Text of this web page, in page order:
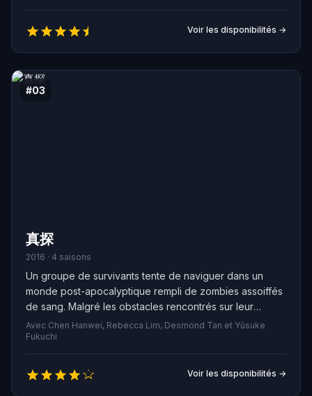
du bonheur". Cependant, il ne tarde pas à découvrir la
sombre réalité de l'environnement dans lequel vit la
jeune fille, réalisant que ses simples gadgets ne suffiront
pas pour l'aider à atteindre la joie véritable...
Voir les disponibilités →
#03
真探
2016 · 4 saisons
Un groupe de survivants tente de naviguer dans un
monde post-apocalyptique rempli de zombies assoiffés
de sang. Malgré les obstacles rencontrés sur leur
chemin, ils doivent rester forts et soudés pour survivre
dans cet environnement hostile.
Avec Chen Hanwei, Rebecca Lim, Desmond Tan et Yûsuke
Fukuchi
Voir les disponibilités →